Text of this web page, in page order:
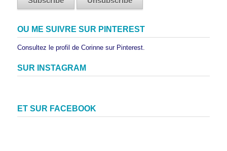
OU ME SUIVRE SUR PINTEREST
Consultez le profil de Corinne sur Pinterest.
SUR INSTAGRAM
ET SUR FACEBOOK